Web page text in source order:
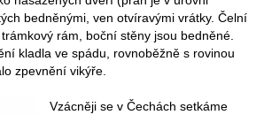
bedněnými, ven otvíravými vrátky. Čelní
rám, boční stěny jsou bedněné.
kladla ve spádu, rovnoběžně s rovinou
zpevnění vikýře.
Vzácněji se v Čechách setkáme